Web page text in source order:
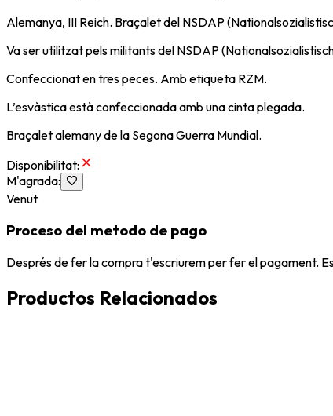
Alemanya, III Reich. Braçalet del NSDAP
Va ser utilitzat pels militants del NSDAP
Confeccionat en tres peces. Amb etiqueta RZM.
L’esvàstica està confeccionada amb una cinta plegada.
Braçalet alemany de la Segona Guerra Mundial.
Disponibilitat:
M'agrada:
Venut
Proceso del metodo de pago
Després de fer la compra t'escriurem per fer el pagament.
Productos Relacionados